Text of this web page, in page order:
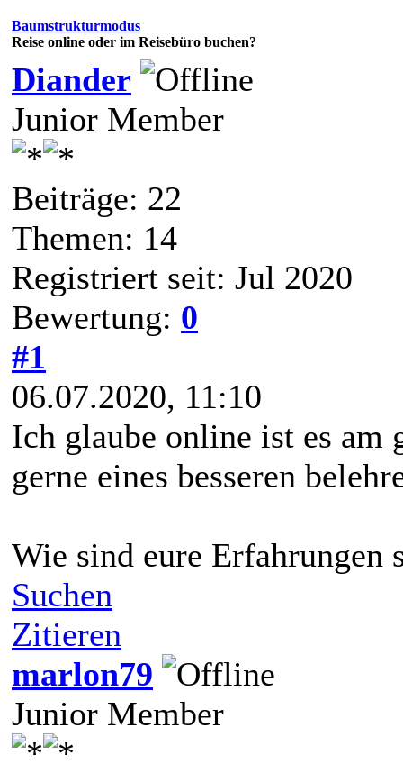
Baumstrukturmodus
Reise online oder im Reisebüro buchen?
Diander
Junior Member
Beiträge: 22
Themen: 14
Registriert seit: Jul 2020
Bewertung: 0
#1
06.07.2020, 11:10
Ich glaube online ist es am
gerne eines besseren
Wie sind eure Erfahrungen
Suchen
Zitieren
marlon79
Junior Member